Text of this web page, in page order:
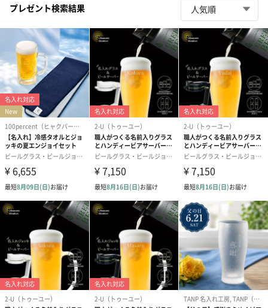
プレゼント検索結果